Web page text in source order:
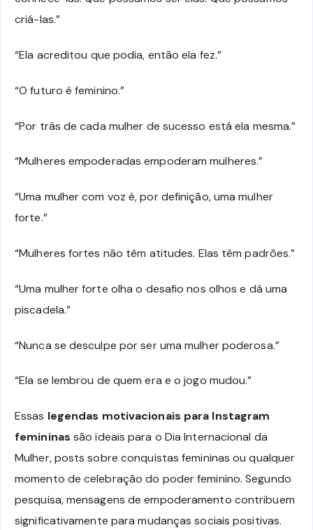
criá-las.”
“Ela acreditou que podia, então ela fez.”
“O futuro é feminino.”
“Por trás de cada mulher de sucesso está ela mesma.”
“Mulheres empoderadas empoderam mulheres.”
“Uma mulher com voz é, por definição, uma mulher
forte.”
“Mulheres fortes não têm atitudes. Elas têm padrões.”
“Uma mulher forte olha o desafio nos olhos e dá uma
piscadela.”
“Nunca se desculpe por ser uma mulher poderosa.”
“Ela se lembrou de quem era e o jogo mudou.”
Essas legendas motivacionais para Instagram
femininas são ideais para o Dia Internacional da
Mulher, posts sobre conquistas femininas ou qualquer
momento de celebração do poder feminino. Segundo
pesquisa, mensagens de empoderamento contribuem
significativamente para mudanças sociais positivas.